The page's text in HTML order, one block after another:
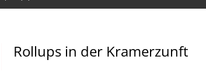
Rollups in der Kramerzunft